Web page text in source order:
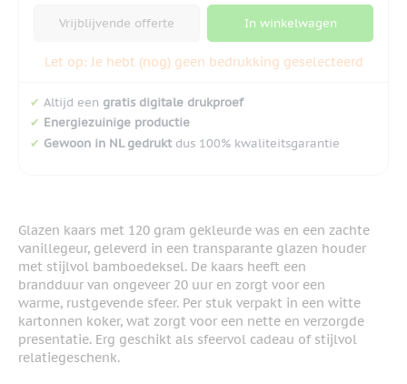
Vrijblijvende offerte In winkelwagen
Let op: Je hebt (nog) geen bedrukking geselecteerd
✔ Altijd een gratis digitale drukproef
✔ Energiezuinige productie
✔ Gewoon in NL gedruktdus 100% kwaliteitsgarantie
Glazen kaars met 120 gram gekleurde was en een zachte
vanillegeur, geleverd in een transparante glazen houder
met stijlvol bamboedeksel. De kaars heeft een
brandduur van ongeveer 20 uur en zorgt voor een
warme, rustgevende sfeer. Per stuk verpakt in een witte
kartonnen koker, wat zorgt voor een nette en verzorgde
presentatie. Erg geschikt als sfeervol cadeau of stijlvol
relatiegeschenk.